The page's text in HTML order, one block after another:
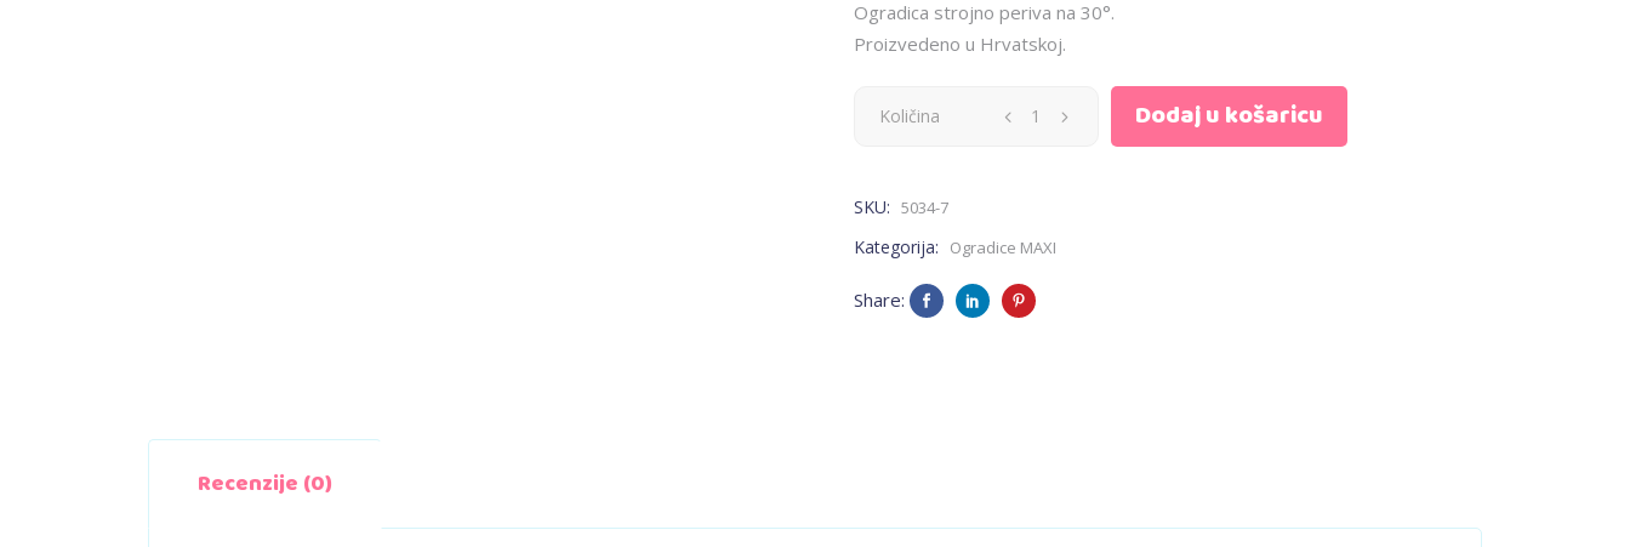
Ogradica strojno periva na 30°.
Proizvedeno u Hrvatskoj.
Ogradica
-
Količina Dodaj u košaricu
SKU: 5034-7
Kategorija: Ogradice MAXI
Share:
Recenzije (0)